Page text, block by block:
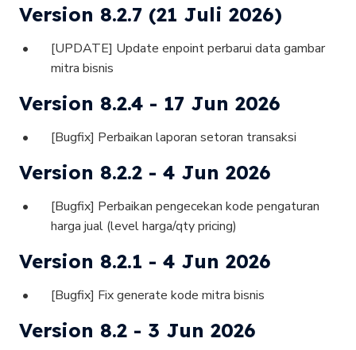
Version 8.2.7 (21 Juli 2026)
[UPDATE] Update enpoint perbarui data gambar
mitra bisnis
Version 8.2.4 - 17 Jun 2026
[Bugfix] Perbaikan laporan setoran transaksi
Version 8.2.2 - 4 Jun 2026
[Bugfix] Perbaikan pengecekan kode pengaturan
harga jual (level harga/qty pricing)
Version 8.2.1 - 4 Jun 2026
[Bugfix] Fix generate kode mitra bisnis
Version 8.2 - 3 Jun 2026